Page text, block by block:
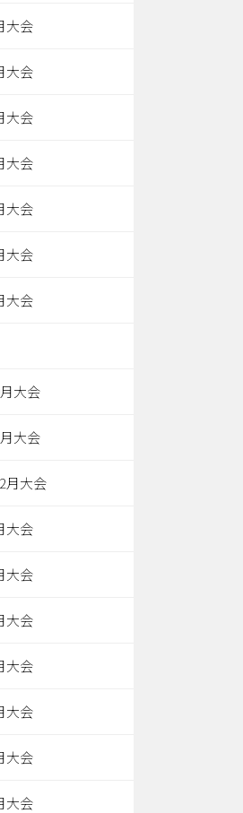
大会
大会
大会
大会
大会
大会
大会
大会
大会
月大会
大会
大会
大会
大会
大会
大会
大会